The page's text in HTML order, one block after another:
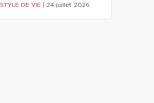
STYLE DE VIE 24 juillet 2026